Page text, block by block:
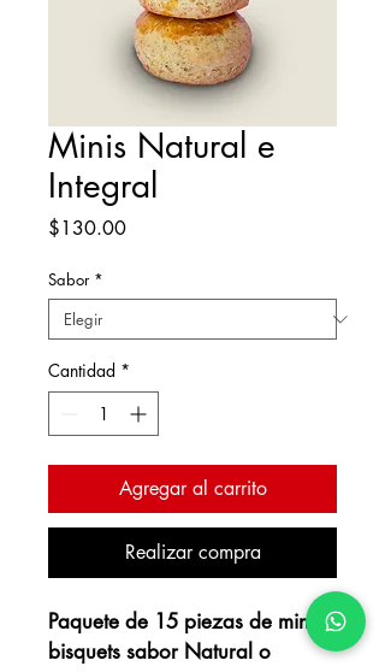
Minis Natural e
Integral
$130.00Precio
Sabor *
Cantidad *
Agregar al carrito
Realizar compra
Paquete de 15 piezas de mini
bisquets sabor Natural o